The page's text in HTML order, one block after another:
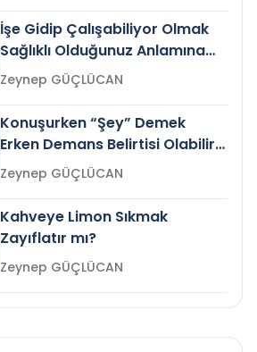
İşe Gidip Çalışabiliyor Olmak
Sağlıklı Olduğunuz Anlamına
Gelir mi?Zeynep GÜÇLÜCAN
Konuşurken “Şey” Demek
Erken Demans Belirtisi Olabilir
mi?
Zeynep GÜÇLÜCAN
Kahveye Limon Sıkmak
Zayıflatır mı?
Zeynep GÜÇLÜCAN